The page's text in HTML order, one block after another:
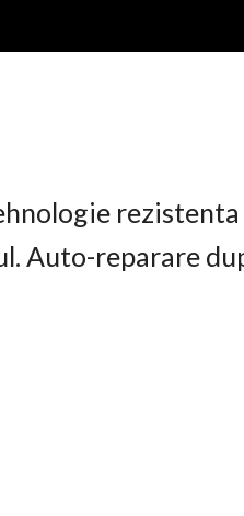
Auto-reparare